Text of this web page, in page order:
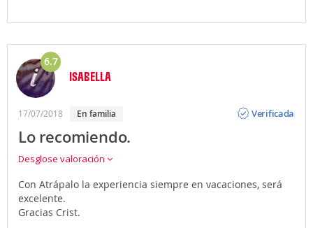
6.7
ISABELLA
17/07/2018 En familia
Verificada
Lo recomiendo.
Desglose valoración
Con Atrápalo la experiencia siempre en vacaciones, será
excelente.
Gracias Crist.